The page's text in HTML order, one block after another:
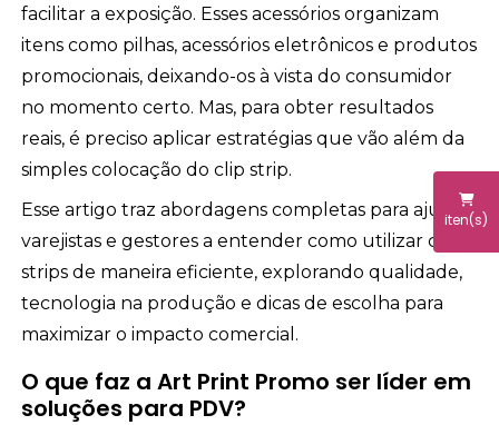
iten(s)
facilitar a exposição. Esses acessórios organizam
itens como pilhas, acessórios eletrônicos e produtos
promocionais, deixando-os à vista do consumidor
no momento certo. Mas, para obter resultados
reais, é preciso aplicar estratégias que vão além da
simples colocação do clip strip.
Esse artigo traz abordagens completas para ajudar
varejistas e gestores a entender como utilizar clip
strips de maneira eficiente, explorando qualidade,
tecnologia na produção e dicas de escolha para
maximizar o impacto comercial.
O que faz a Art Print Promo ser líder em
soluções para PDV?